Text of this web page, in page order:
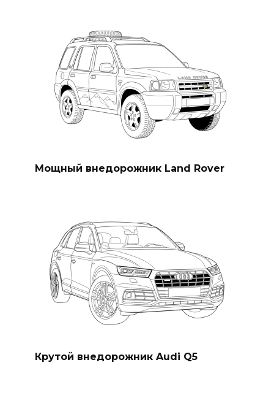
Мощный внедорожник Land Rover
Крутой внедорожник Audi Q5